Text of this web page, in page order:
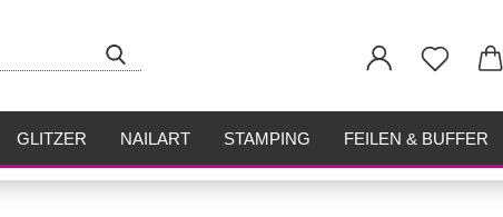
GLITZER NAILART STAMPING FEILEN & BUFFER